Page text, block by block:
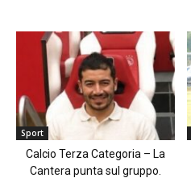
Sport
Calcio Terza Categoria – La
Cantera punta sul gruppo.